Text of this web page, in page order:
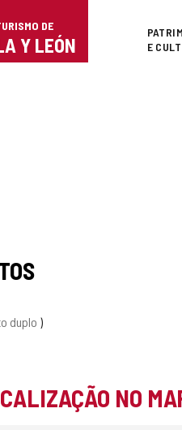
DE
Y LEÓN
E
duplo
NO